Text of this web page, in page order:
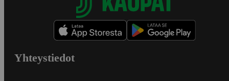
Yhteystiedot